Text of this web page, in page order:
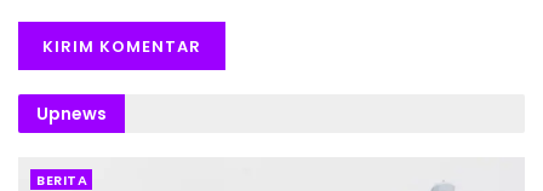
Upnews
BERITA